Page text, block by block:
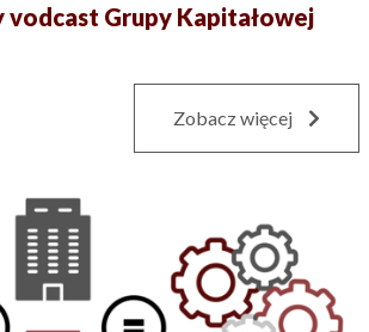
Grupy Kapitałowej
Zobacz więcej